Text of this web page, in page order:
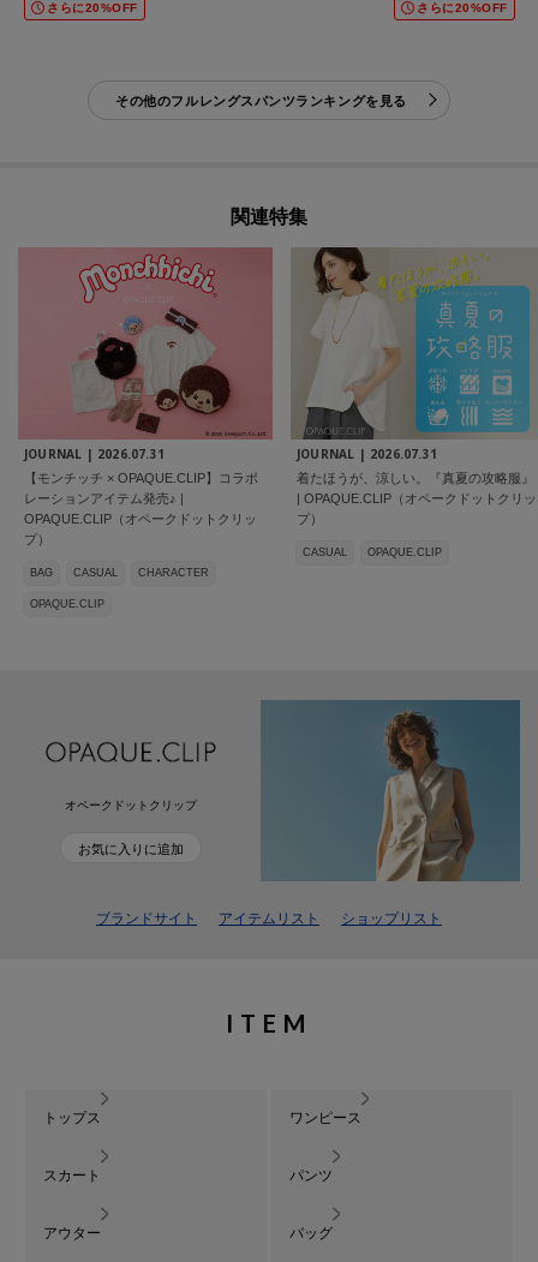
さらに20%OFF さらに20%OFF
その他のフルレングスパンツランキングを見る
関連特集
JOURNAL | 2026.07.31
【モンチッチ × OPAQUE.CLIP】コラボ
レーションアイテム発売♪ |
OPAQUE.CLIP（オペークドットクリッ
プ）
BAG CASUAL CHARACTER
OPAQUE.CLIP
JOURNAL | 2026.07.31
着たほうが、涼しい。『真夏の攻略服』
| OPAQUE.CLIP（オペークドットクリッ
プ）
CASUAL OPAQUE.CLIP
オペークドットクリップ
お気に入りに追加
ブランドサイト アイテムリスト ショップリスト
ITEM
トップス ワンピース
スカート パンツ
アウター バッグ